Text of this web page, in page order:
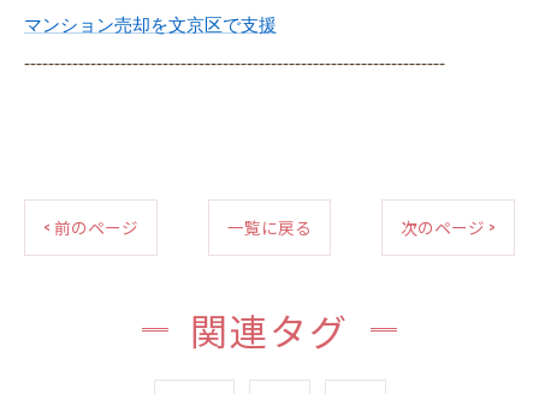
マンション売却を文京区で支援
----------------------------------------------------------------------
< 前のページ 一覧に戻る 次のページ >
関連タグ